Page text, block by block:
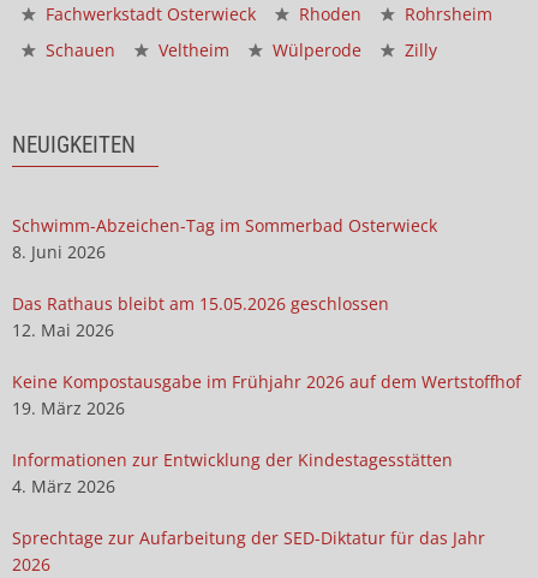
Fachwerkstadt Osterwieck
Rhoden
Rohrsheim
Schauen
Veltheim Wülperode Zilly
NEUIGKEITEN
Schwimm-Abzeichen-Tag im Sommerbad Osterwieck
8. Juni 2026
Das Rathaus bleibt am 15.05.2026 geschlossen
12. Mai 2026
Keine Kompostausgabe im Frühjahr 2026 auf dem Wertstoffhof
19. März 2026
Informationen zur Entwicklung der Kindestagesstätten
4. März 2026
Sprechtage zur Aufarbeitung der SED-Diktatur für das Jahr
2026